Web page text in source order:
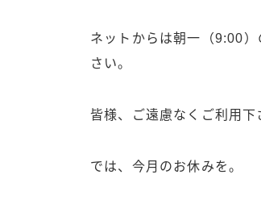
ネットからは朝一（9:00
さい。
皆様、ご遠慮なくご利用下
では、今月のお休みを。